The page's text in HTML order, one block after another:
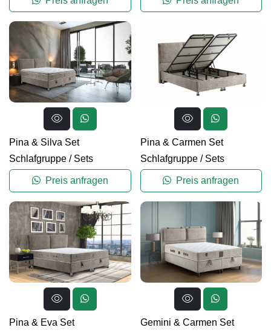
Pina & Silva Set
Schlafgruppe / Sets
Preis anfragen
Pina & Carmen Set
Schlafgruppe/ Sets
Preis anfragen
Pina & Eva Set
Gemini & Carmen Set